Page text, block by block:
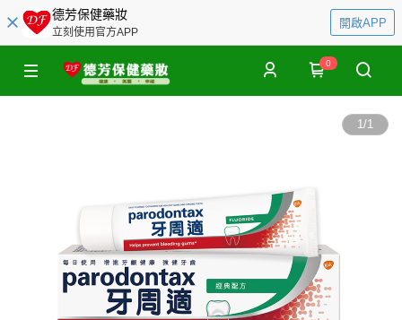
德芳保健藥妝
立刻使用官方APP
開啟APP
0
1/1